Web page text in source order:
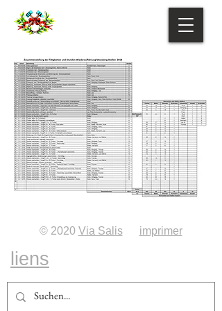
© 2020 Via Salis imprimer
liens